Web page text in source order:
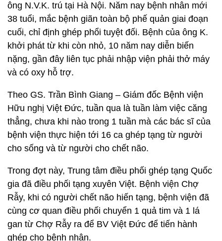
ông N.V.K. trú tại Hà Nội. Năm nay bệnh nhân mới
38 tuổi, mắc bệnh giãn toàn bộ phế quản giai đoạn
cuối, chỉ định ghép phổi tuyệt đối. Bệnh của ông K.
khởi phát từ khi còn nhỏ, 10 năm nay diễn biến
nặng, gần đây liên tục phải nhập viện phải thở máy
và có oxy hỗ trợ.
Theo GS. Trần Bình Giang – Giám đốc Bệnh viện
Hữu nghị Việt Đức, tuần qua là tuần làm việc căng
thẳng, chưa khi nào trong 1 tuần mà các bác sĩ của
bệnh viện thực hiện tới 16 ca ghép tạng từ người
cho sống và từ người cho chết não.
Trong đợt này, Trung tâm điều phối ghép tạng Quốc
gia đã điều phối tạng xuyên Việt. Bệnh viện Chợ
Rẫy, khi có người chết não hiến tạng, bệnh viện đã
cùng cơ quan điều phối chuyển 1 quả tim và 1 lá
gan từ Chợ Rẫy ra để BV Việt Đức để tiến hành
ghép cho bệnh nhân.